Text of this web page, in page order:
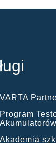
VARTA
Program
Akumulatorów
Akademia